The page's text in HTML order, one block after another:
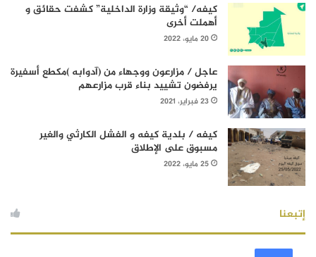
كيفه/ “وثيقة وزارة الداخلية” كشفت حقائق و
أهملت أخرى
20 مايو، 2022
عاجل / مزارعون ووجهاء من (آدوابه )مكطع أسفيرة
يرفضون تشييد بناء قرب مزارعهم
23 فبراير، 2021
كيفه / بلدية كيفه و الفشل الكارثي والغير
مسبوق على الإطلاق
25 مايو، 2022
إتبعنا